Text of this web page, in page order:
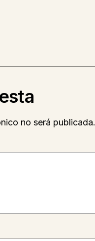
no será publicada.